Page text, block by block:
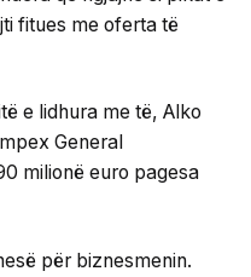
fitues me oferta të
e lidhura me të, Alko
General
milionë euro pagesa
për biznesmenin.